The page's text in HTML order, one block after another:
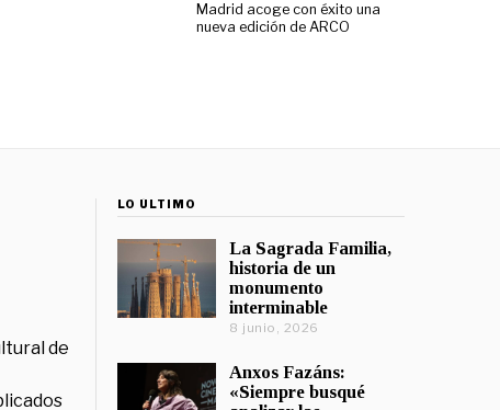
Madrid acoge con éxito una
nueva edición de ARCO
de
LO ÚLTIMO
La Sagrada Familia,
historia de un
monumento
interminable
8 junio, 2026
Anxos Fazáns:
«Siempre busqué